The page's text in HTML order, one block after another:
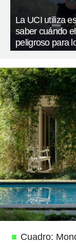
La UCI utiliza
saber cuándo
peligroso para
Cuadro: